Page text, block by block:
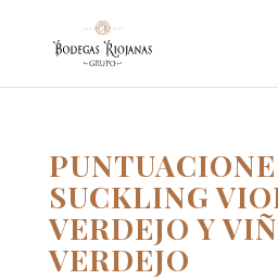
SUCKLING
VERDEJO Y
VERDEJO